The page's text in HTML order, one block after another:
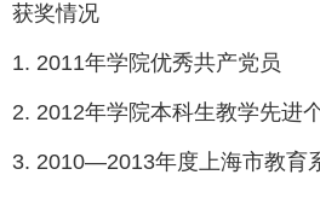
获奖情况
1. 2011年学院优秀共产党员
2. 2012年学院本科生教学先进
3. 2010—2013年度上海市教育